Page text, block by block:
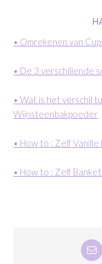
• Omrekenen van
• De 3 verschillende
• Wat is het verschil
Wijnsteenbakpoeder
• How to : Zelf
• How to : Zelf